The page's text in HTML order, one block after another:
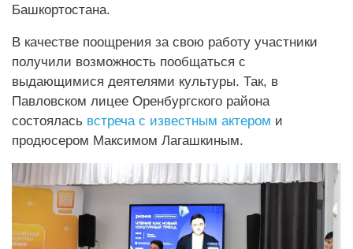
Башкортостана.
В качестве поощрения за свою работу участники
получили возможность пообщаться с
выдающимися деятелями культуры. Так, в
Павловском лицее Оренбургского района
состоялась встреча с известным актером и
продюсером Максимом Лагашкиным.